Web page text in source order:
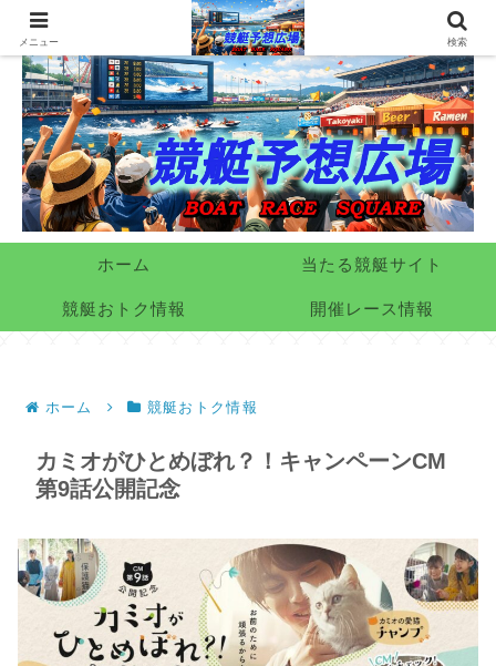
ホーム 当たる競艇サイト
競艇おトク情報 開催レース情報
ホーム 競艇おトク情報
カミオがひとめぼれ？！キャンペーンCM
第9話公開記念
メニュー 検索